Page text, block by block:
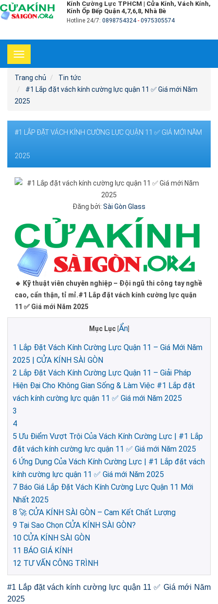
Kính Cường Lực TPHCM | Cửa Kính, Vách Kính,
Kính Ốp Bếp Quận 4,7,6,8, Nhà Bè
Hotline 24/7: 0898754324- 0975305574
Toggle
navigation
Trang chủ
Tin tức
#1 Lắp đặt vách kính cường lực quận 11 ✅ Giá mới Năm
2025
#1 LẮP ĐẶT VÁCH KÍNH CƯỜNG LỰC QUẬN 11 ✅ GIÁ MỚI NĂM
2025
Đăng bởi: Sài Gòn Glass
🔹 Kỹ thuật viên chuyên nghiệp – Đội ngũ thi công tay nghề
cao, cẩn thận, tỉ mỉ.#1 Lắp đặt vách kính cường lực quận
11 ✅ Giá mới Năm 2025
Mục Lục Ẩn]
1 Lắp Đặt Vách Kính Cường Lực Quận 11 – Giá Mới Năm
2025 | CỬA KÍNH SÀI GÒN
2 Lắp Đặt Vách Kính Cường Lực Quận 11 – Giải Pháp
Hiện Đại Cho Không Gian Sống & Làm Việc #1 Lắp đặt
vách kính cường lực quận 11 ✅ Giá mới Năm 2025
3
4
5 Ưu Điểm Vượt Trội Của Vách Kính Cường Lực | #1 Lắp
đặt vách kính cường lực quận 11 ✅ Giá mới Năm 2025
6 Ứng Dụng Của Vách Kính Cường Lực | #1 Lắp đặt vách
kính cường lực quận 11 ✅ Giá mới Năm 2025
7 Báo Giá Lắp Đặt Vách Kính Cường Lực Quận 11 Mới
Nhất 2025
8 🚀 CỬA KÍNH SÀI GÒN – Cam Kết Chất Lượng
9 Tại Sao Chọn CỬA KÍNH SÀI GÒN?
10 CỬA KÍNH SÀI GÒN
11 BÁO GIÁ KÍNH
12 TƯ VẤN CÔNG TRÌNH
#1 Lắp đặt vách kính cường lực quận 11 ✅ Giá mới Năm
2025